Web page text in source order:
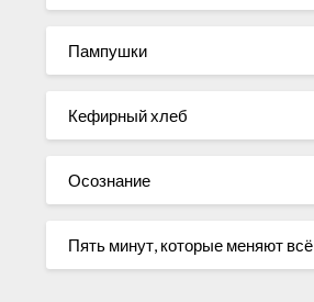
Пампушки
Кефирный хлеб
Осознание
Пять минут, которые меняют всё